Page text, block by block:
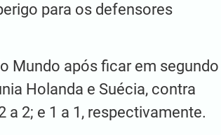
para os defensores
Mundo após ficar em segundo
Holanda e Suécia, contra
2; e 1 a 1, respectivamente.